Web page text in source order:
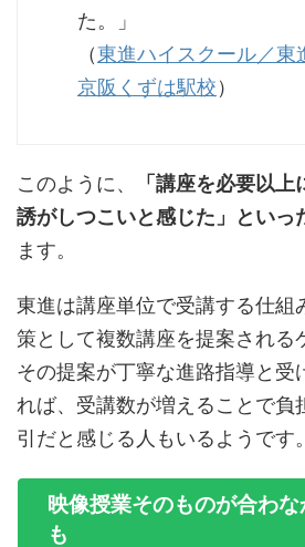
た。」
（東進ハイスクール／東
京阪くずは駅校）
このように、
「講座を必要以
誘がしつこいと感じた」といっ
ます。
東進は講座単位で受講する仕組
策として複数講座を提案される
その提案が丁寧な進路指導と受
れば、受講数が増えることで負
引だと感じる人もいるようです。
映像授業そのものが合わ
も